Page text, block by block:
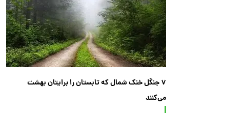
۷ جنگل خنک شمال که تابستان را برایتان بهشت
می‌کنند